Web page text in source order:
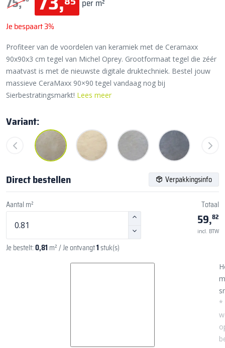
per m²
Je bespaart 3%
Profiteer van de voordelen van keramiek met de Ceramaxx
90x90x3 cm tegel van Michel Oprey. Grootformaat tegel die zéér
maatvast is met de nieuwste digitale druktechniek. Bestel jouw
massieve CeraMaxx 90×90 tegel vandaag nog bij
Sierbestratingsmarkt! Lees meer
Variant:
Direct bestellen Verpakkingsinfo
Aantal m²
Je bestelt:0,81 m²/ Je ontvangt1stuk(s)
Totaal
59,82
incl. BTW
*